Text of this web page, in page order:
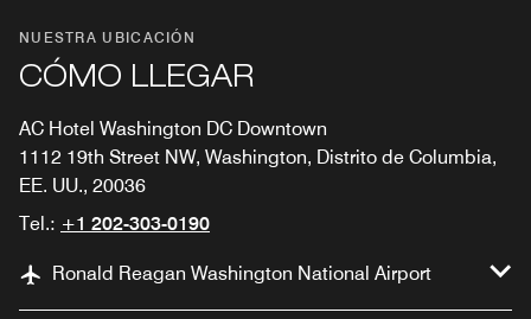
NUESTRA UBICACIÓN
CÓMO LLEGAR
AC Hotel Washington DC Downtown
1112 19th Street NW, Washington, Distrito de Columbia,
EE. UU., 20036
Tel.: +1 202-303-0190
Ronald Reagan Washington National Airport